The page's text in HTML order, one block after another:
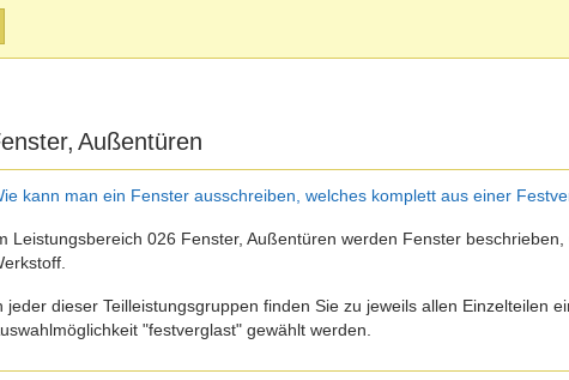
Außentüren
kann man ein Fenster ausschreiben, welches komplett aus einer
Leistungsbereich 026 Fenster, Außentüren werden Fenster
jeder dieser Teilleistungsgruppen finden Sie zu jeweils allen Einzelteilen
"festverglast" gewählt werden.